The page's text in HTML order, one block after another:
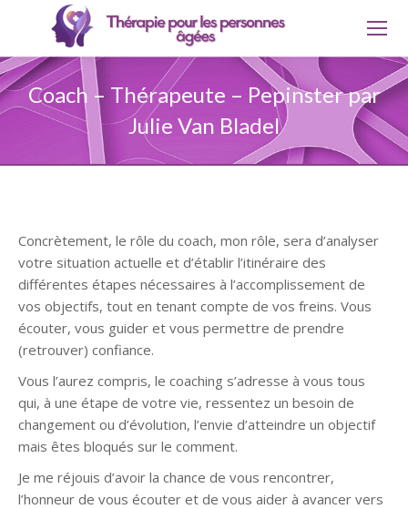
Coach – Thérapeute – Pepinster par
Julie Van Bladel
Concrètement, le rôle du coach, mon rôle, sera d’analyser
votre situation actuelle et d’établir l’itinéraire des
différentes étapes nécessaires à l’accomplissement de
vos objectifs, tout en tenant compte de vos freins. Vous
écouter, vous guider et vous permettre de prendre
(retrouver) confiance.
Vous l’aurez compris, le coaching s’adresse à vous tous
qui, à une étape de votre vie, ressentez un besoin de
changement ou d’évolution, l’envie d’atteindre un objectif
mais êtes bloqués sur le comment.
Je me réjouis d’avoir la chance de vous rencontrer,
l’honneur de vous écouter et de vous aider à avancer vers